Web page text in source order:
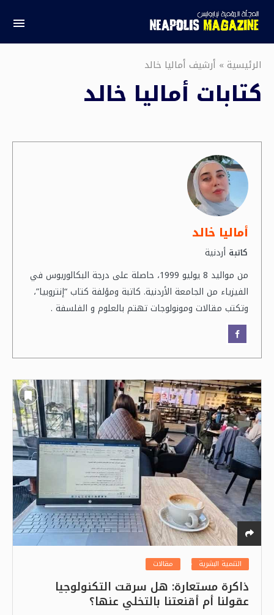
الرئيسية» أرشيف أماليا خالد
كتابات أماليا خالد
أماليا خالد
كاتبة أردنية
من مواليد 8 يوليو 1999، حاصلة على درجة البكالوريوس في
الفيزياء من الجامعة الأردنية. كاتبة ومؤلفة كتاب “إنتروبيا”،
وتكتب مقالات ومونولوجات تهتم بالعلوم و الفلسفة .
التنمية البشرية مقالات
ذاكرة مستعارة: هل سرقت التكنولوجيا
عقولنا أم أقنعتنا بالتخلي عنها؟